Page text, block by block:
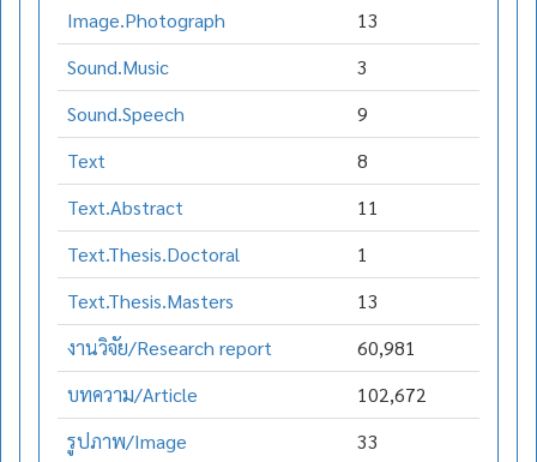
Image.Photograph
13
Sound.Music
3
Sound.Speech
9
Text
8
Text.Abstract
11
Text.Thesis.Doctoral
1
Text.Thesis.Masters
13
งานวิจัย/Research report
60,981
บทความ/Article
102,672
รูปภาพ/Image
33